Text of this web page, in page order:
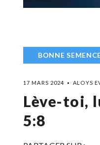
BONNE
17 MARS 2024 ALOYS
Lève-toi,
5:8